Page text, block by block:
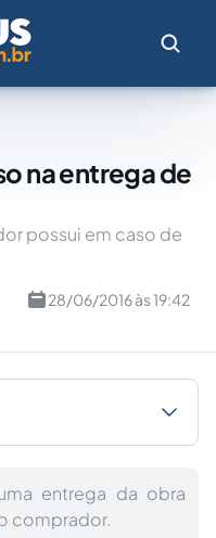
na entrega de
possui em caso de
28/06/2016 às 19:42
entrega da obra
comprador.